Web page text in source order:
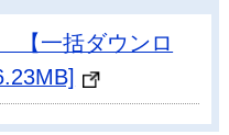
一括ダウンロ